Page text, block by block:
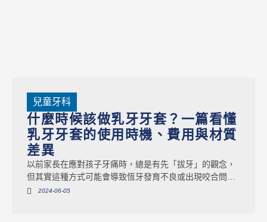
兒童牙科
什麼時候該做乳牙牙套？一篇看懂
乳牙牙套的使用時機、費用與材質
差異
以前家長在應對孩子牙痛時，總是有先「拔牙」的觀念，
但其實這種方式可能會導致恆牙發育不良或出現咬合問
題，當乳牙蛀得太深、需要做兒童根管治療時，療程後裝
2024-06-05